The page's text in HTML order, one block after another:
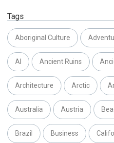
Tags
Aboriginal Culture
AI Ancient Ruins
Architecture Arctic
Australia Austria
Brazil Business